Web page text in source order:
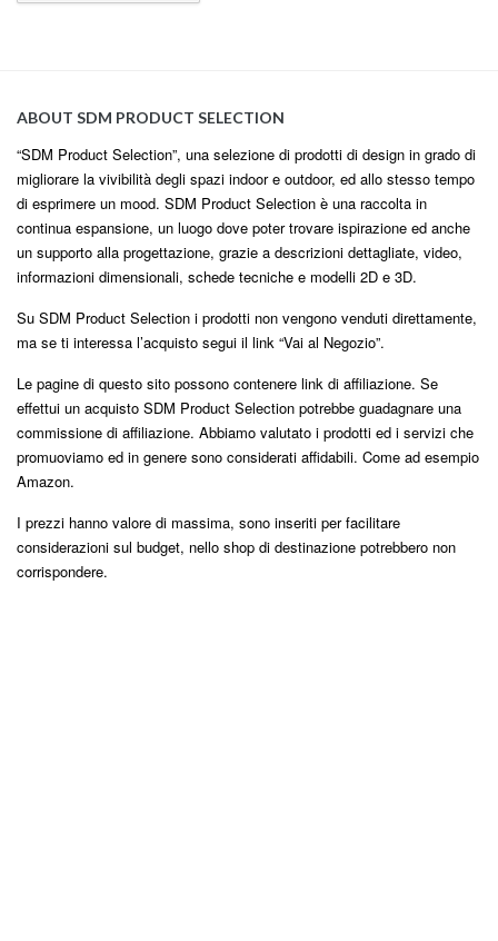
ABOUT SDM PRODUCT SELECTION
“SDM Product Selection”, una selezione di prodotti di design in grado di
migliorare la vivibilità degli spazi indoor e outdoor, ed allo stesso tempo
di esprimere un mood. SDM Product Selection è una raccolta in
continua espansione, un luogo dove poter trovare ispirazione ed anche
un supporto alla progettazione, grazie a descrizioni dettagliate, video,
informazioni dimensionali, schede tecniche e modelli 2D e 3D.
Su SDM Product Selection i prodotti non vengono venduti direttamente,
ma se ti interessa l’acquisto segui il link “Vai al Negozio”.
Le pagine di questo sito possono contenere link di affiliazione. Se
effettui un acquisto SDM Product Selection potrebbe guadagnare una
commissione di affiliazione. Abbiamo valutato i prodotti ed i servizi che
promuoviamo ed in genere sono considerati affidabili. Come ad esempio
Amazon.
I prezzi hanno valore di massima, sono inseriti per facilitare
considerazioni sul budget, nello shop di destinazione potrebbero non
corrispondere.